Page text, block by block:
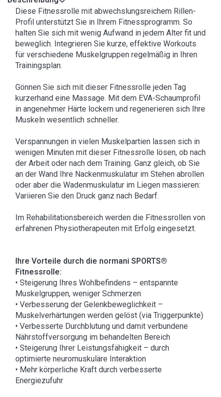
Diese Fitnessrolle mit abwechslungsreichem Rillen-
Profil unterstützt Sie in Ihrem Fitnessprogramm. So
halten Sie sich mit wenig Aufwand in jedem Alter fit und
beweglich. Integrieren Sie kurze, effektive Workouts
für verschiedene Muskelgruppen regelmäßig in Ihren
Trainingsplan.
Gönnen Sie sich mit dieser Fitnessrolle jeden Tag
kurzerhand eine Massage. Mit dem EVA-Schaumprofil
in angenehmer Härte lockern und regenerieren sich Ihre
Muskeln wesentlich schneller.
Verspannungen in vielen Muskelpartien lassen sich in
wenigen Minuten mit dieser Fitnessrolle lösen, ob nach
der Arbeit oder nach dem Training. Ganz gleich, ob Sie
an der Wand Ihre Nackenmuskulatur im Stehen abrollen
oder aber die Wadenmuskulatur im Liegen massieren:
Variieren Sie den Druck ganz nach Bedarf.
Im Rehabilitationsbereich werden die Fitnessrollen von
erfahrenen Physiotherapeuten mit Erfolg eingesetzt.
Ihre Vorteile durch die normani SPORTS®
Fitnessrolle:
• Steigerung Ihres Wohlbefindens – entspannte
Muskelgruppen, weniger Schmerzen
• Verbesserung der Gelenkbeweglichkeit –
Muskelverhärtungen werden gelöst (via Triggerpunkte)
• Verbesserte Durchblutung und damit verbundene
Nährstoffversorgung im behandelten Bereich
• Steigerung Ihrer Leistungsfähigkeit – durch
optimierte neuromuskuläre Interaktion
• Mehr körperliche Kraft durch verbesserte
Energiezufuhr